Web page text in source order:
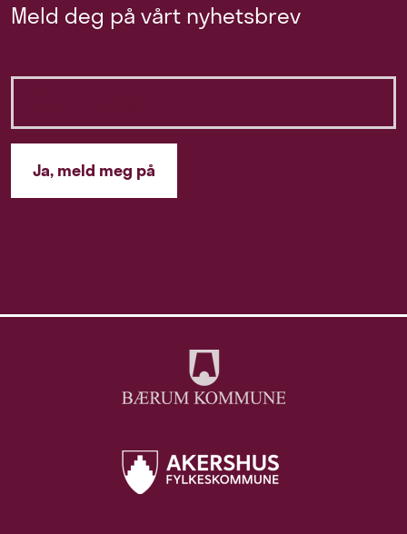
Meld deg på vårt nyhetsbrev